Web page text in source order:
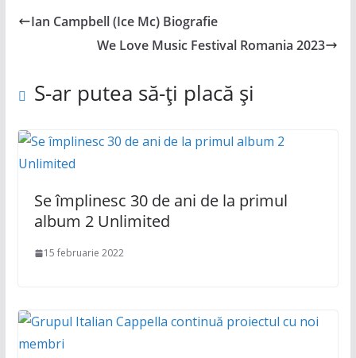
Ian Campbell (Ice Mc) Biografie
We Love Music Festival Romania 2023
S-ar putea să-ți placă și
Se împlinesc 30 de ani de la primul
album 2 Unlimited
15 februarie 2022